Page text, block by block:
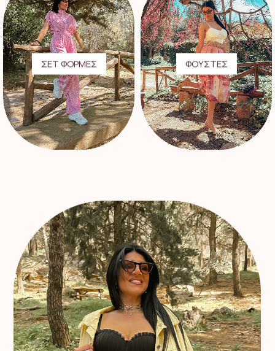
ΣΕΤ ΦΟΡΜΕΣ ΦΟΥΣΤΕΣ